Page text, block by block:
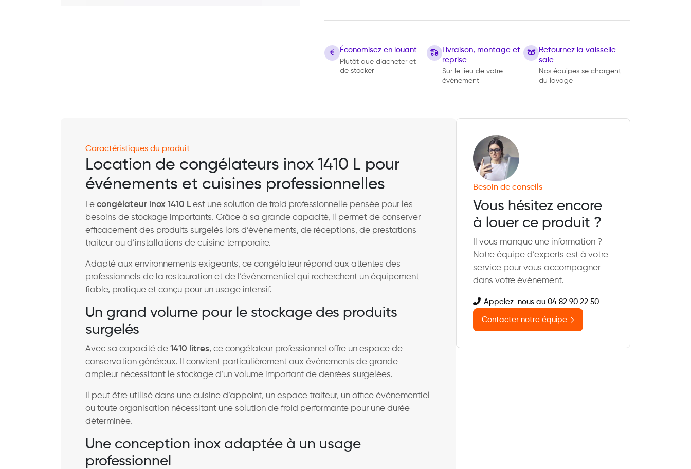
Économisez en louant
Plutôt que d’acheter et
de stocker
Livraison, montage et
reprise
Sur le lieu de votre
évènement
Retournez la vaisselle
sale
Nos équipes se chargent
du lavage
Caractéristiques du produit
Location de congélateurs inox 1410 L pour
événements et cuisines professionnelles
Le congélateur inox 1410 L est une solution de froid professionnelle pensée pour les
besoins de stockage importants. Grâce à sa grande capacité, il permet de conserver
efficacement des produits surgelés lors d’événements, de réceptions, de prestations
traiteur ou d’installations de cuisine temporaire.
Adapté aux environnements exigeants, ce congélateur répond aux attentes des
professionnels de la restauration et de l’événementiel qui recherchent un équipement
fiable, pratique et conçu pour un usage intensif.
Un grand volume pour le stockage des produits
surgelés
Avec sa capacité de 1410 litres, ce congélateur professionnel offre un espace de
conservation généreux. Il convient particulièrement aux événements de grande
ampleur nécessitant le stockage d’un volume important de denrées surgelées.
Il peut être utilisé dans une cuisine d’appoint, un espace traiteur, un office événementiel
ou toute organisation nécessitant une solution de froid performante pour une durée
déterminée.
Une conception inox adaptée à un usage
professionnel
Besoin de conseils
Vous hésitez encore
à louer ce produit ?
Il vous manque une information ?
Notre équipe d’experts est à votre
service pour vous accompagner
dans votre évènement.
Appelez-nous au 04 82 90 22 50
Contacter notre équipe